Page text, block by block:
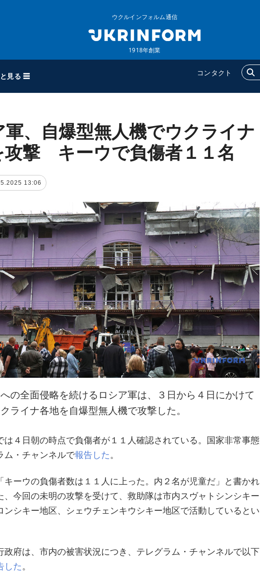
ウクルインフォルム通信
1918年創業
見る ☰ コンタクト
ウクルインフォルム
ウクルインフォルムについ
て
追加
特集
インタビュー
軍、自爆型無人機でウクライナ
攻撃 キーウで負傷者１１名
13:06
の全面侵略を続けるロシア軍は、３日から４日にかけて
ライナ各地を自爆型無人機で攻撃した。
は４日朝の時点で負傷者が１１人確認されている。国家非常事態
ム・チャンネルで報告した 。
キーウの負傷者数は１１人に上った。内２名が児童だ」と書かれ
、今回の未明の攻撃を受けて、救助隊は市内スヴャトシンシキー
ンシキー地区、シェウチェンキウシキー地区で活動しているとい
政府は、市内の被害状況につき、テレグラム・チャンネルで以下
した 。